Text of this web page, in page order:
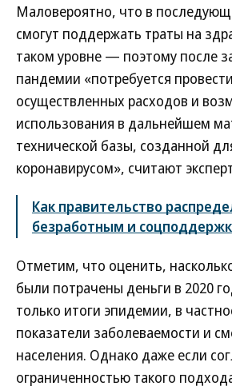
Маловероятно, что в
смогут поддержать траты на
таком уровне — поэтому после
пандемии «потребуется
осуществленных расходов и
использования в дальнейшем
технической базы, созданной
коронавирусом», считают
Как правительство
безработным и
Отметим, что оценить,
были потрачены деньги в 2020
только итоги эпидемии, в
показатели заболеваемости и
населения. Однако даже если
ограниченностью такого